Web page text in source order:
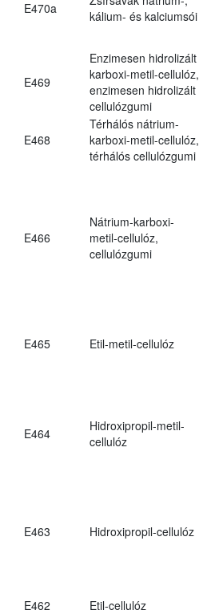
E470a
kálium- és kalciumsói
E469
Enzimesen hidrolizált
karboxi-metil-cellulóz,
enzimesen hidrolizált
cellulózgumi
E468
Térhálós nátrium-
karboxi-metil-cellulóz,
térhálós cellulózgumi
E466
Nátrium-karboxi-
metil-cellulóz,
cellulózgumi
E465 Etil-metil-cellulóz
E464
Hidroxipropil-metil-
cellulóz
E463 Hidroxipropil-cellulóz
E462 Etil-cellulóz